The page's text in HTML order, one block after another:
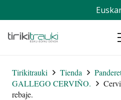
Tirikitrauki Tienda
GALLEGO CERVIÑO.
rebaje.